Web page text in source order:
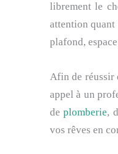
librement le
attention quant
plafond,
Afin de réussir
appel à un
deplomberie,
vos rêves en